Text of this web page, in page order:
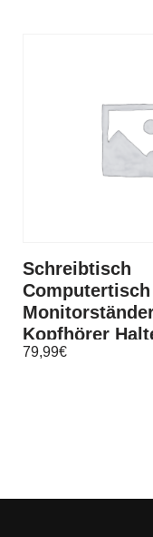
Schreibtisch
Kopfhörer
x 89 cm
79,99€